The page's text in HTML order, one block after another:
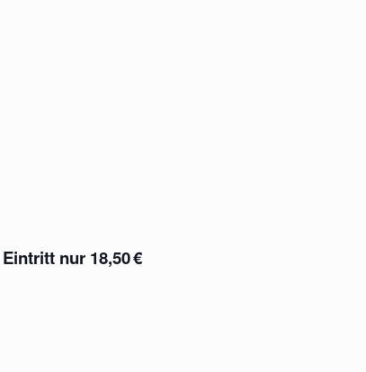
Eintritt nur 18,50 €